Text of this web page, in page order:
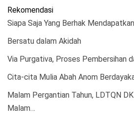
Rekomendasi
Siapa Saja Yang Berhak
Bersatu dalam Akidah
Via Purgativa, Proses Pembersihan
Cita-cita Mulia Abah Anom
Malam Pergantian Tahun, LDTQN
Malam…